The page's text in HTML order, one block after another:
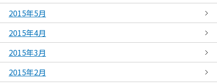
2015年5月
2015年4月
2015年3月
2015年2月